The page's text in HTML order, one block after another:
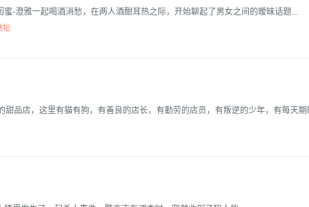
-澄雅一起喝酒消愁，在两人酒酣耳热之际，开始聊起了男女之间的暧昧话题...
址
甜品店，这里有猫有狗，有善良的店长，有勤劳的店员，有叛逆的少年，有每天